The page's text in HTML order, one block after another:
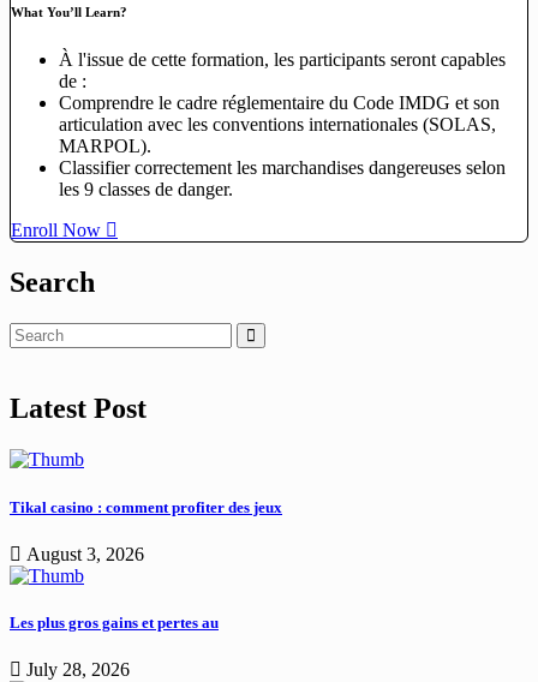
What You’ll Learn?
À l'issue de cette formation, les participants seront capables
de :
Comprendre le cadre réglementaire du Code IMDG et son
articulation avec les conventions internationales (SOLAS,
MARPOL).
Classifier correctement les marchandises dangereuses selon
les 9 classes de danger.
Enroll Now
Search
Latest Post
Tikal casino : comment profiter des jeux
August 3, 2026
Les plus gros gains et pertes au
July 28, 2026